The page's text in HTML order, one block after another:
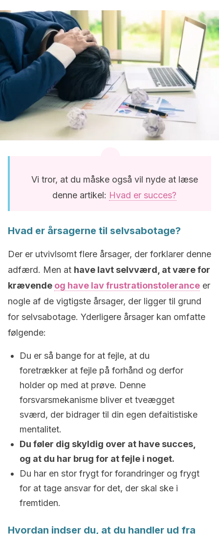
Vi tror, at du måske også vil nyde at læse
denne artikel: Hvad er succes?
Hvad er årsagerne til selvsabotage?
Der er utvivlsomt flere årsager, der forklarer denne
adfærd. Men at have lavt selvværd, at være for
krævende og have lav frustrationstolerance er
nogle af de vigtigste årsager, der ligger til grund
for selvsabotage. Yderligere årsager kan omfatte
følgende:
Du er så bange for at fejle, at du
foretrækker at fejle på forhånd og derfor
holder op med at prøve. Denne
forsvarsmekanisme bliver et tveægget
sværd, der bidrager til din egen defaitistiske
mentalitet.
Du føler dig skyldig over at have succes,
og at du har brug for at fejle i noget.
Du har en stor frygt for forandringer og frygt
for at tage ansvar for det, der skal ske i
fremtiden.
Hvordan indser du, at du handler ud fra